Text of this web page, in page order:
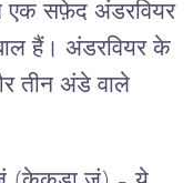
एक सफ़ेद अंडरवियर
हैं। अंडरवियर के
तीन अंडे वाले